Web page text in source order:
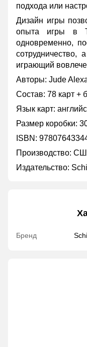
подхода или
Дизайн игры
опыта игры в
одновременно,
играющий
Авторы: Jude
Состав: 78 карт +
Язык карт:
Размер коробки:
ISBN:
Производство:
Издательство:
Бренд